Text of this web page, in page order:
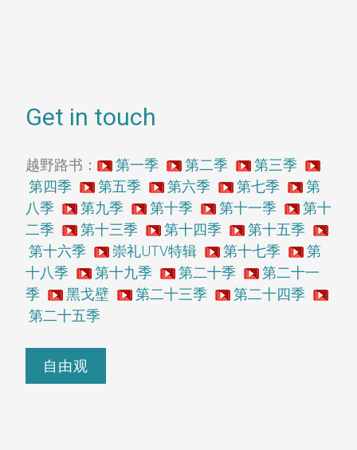
Get in touch
越野路书： 第一季 第二季
第三季
第四季
第五季 第六季 第七季
第
八季
第九季 第十季 第十一季
第十
二季
第十三季 第十四季
第十五季
第十六季
崇礼UTV特辑 第十七季
第
十八季
第十九季 第二十季
第二十一
季
黑戈壁 第二十三季
第二十四季
第二十五季
自由观